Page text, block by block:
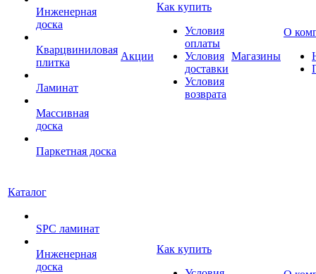
Инженерная
доска
Кварцвиниловая
плитка
Ламинат
Массивная
доска
Паркетная доска
Акции
Как купить
Условия
оплаты
Условия
доставки
Условия
возврата
Магазины
О
Каталог
SPC ламинат
Инженерная
доска
Как купить